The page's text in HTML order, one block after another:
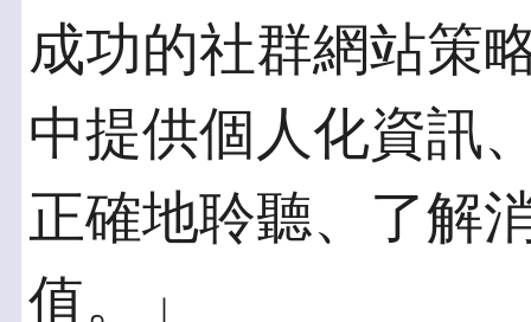
成功的社群網站策
中提供個人化資訊
正確地聆聽、了解
值。」